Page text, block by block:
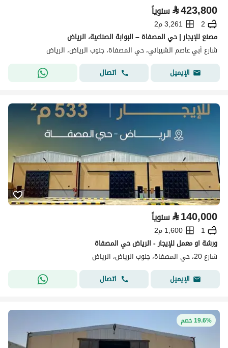
⃁423,800 سنوياً
2
3,261 م2
مصنع للإيجار | حي المصفاة – البوابة الصناعية، الرياض
شارع أبي عاصم الشيباني، حي المصفاة، جنوب الرياض، الرياض
الإيميل
اتصال
⃁140,000 سنوياً
1
1,600 م2
ورشة او معمل للإيجار - الرياض حي المصفاة
شارع 20، حي المصفاة، جنوب الرياض، الرياض
الإيميل
اتصال
19.6% خصم